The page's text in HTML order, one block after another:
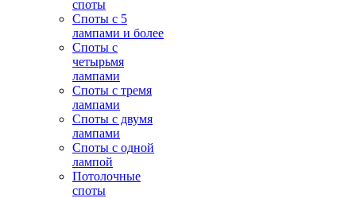
споты
Споты с 5
лампами и более
Споты с
четырьмя
лампами
Споты с тремя
лампами
Споты с двумя
лампами
Споты с одной
лампой
Потолочные
споты